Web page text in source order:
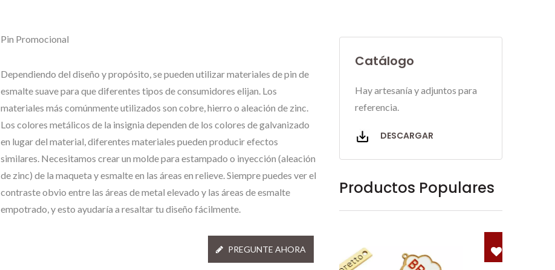
Pin Promocional
Dependiendo del diseño y propósito, se pueden utilizar materiales de pin de
esmalte suave para que diferentes tipos de consumidores elijan. Los
materiales más comúnmente utilizados son cobre, hierro o aleación de zinc.
Los colores metálicos de la insignia dependen de los colores de galvanizado
en lugar del material, diferentes materiales pueden producir efectos
similares. Necesitamos crear un molde para estampado o inyección (aleación
de zinc) de la maqueta y esmalte en las áreas en relieve. Siempre puedes ver el
contraste obvio entre las áreas de metal elevado y las áreas de esmalte
empotrado, y esto ayudaría a resaltar tu diseño fácilmente.
PREGUNTE AHORA
Catálogo
Hay artesanía y adjuntos para
referencia.
DESCARGAR
Productos Populares